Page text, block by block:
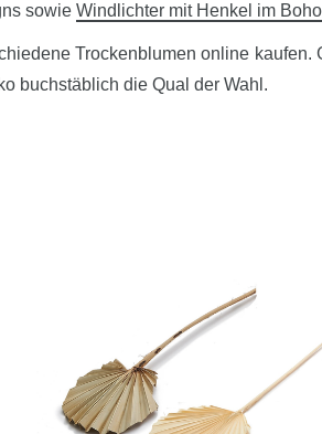
sowie Windlichter mit Henkel im
Trockenblumen online
buchstäblich die Qual der Wahl.